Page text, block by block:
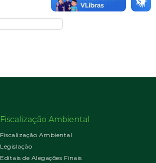
Fiscalização Ambiental
Fiscalização Ambiental
Legislação
Editais de Alegações Finais